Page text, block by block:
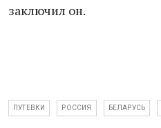
заключил он.
ПУТЕВКИ РОССИЯ БЕЛАРУСЬ